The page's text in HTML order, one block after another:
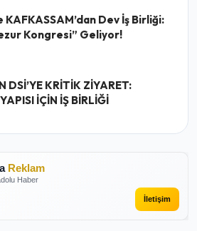
Dev İş Birliği:
Kongresi” Geliyor!
DSİ’YE KRİTİK ZİYARET:
İÇİN İŞ BİRLİĞİ
Reklam
Haber
İletişim